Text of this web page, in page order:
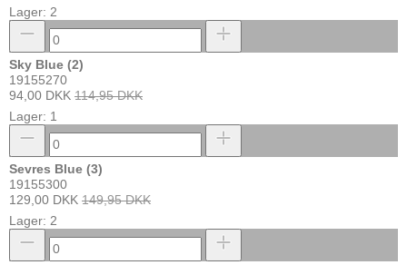
Lager: 2
Sky Blue (2)
19155270
94,00 DKK 114,95 DKK
Lager: 1
Sevres Blue (3)
19155300
129,00 DKK 149,95 DKK
Lager: 2